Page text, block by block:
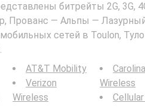
битрейты 2G, 3G,
Прованс — Альпы —
сетей в Toulon,
AT&T Mobility
Verizon
Wireless
Wireless